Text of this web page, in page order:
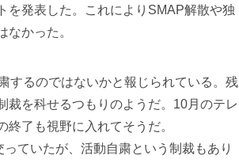
を発表した。これによりSMAP解散や独
かった。
するのではないかと報じられている。残
裁を科せるつもりのようだ。10月のテレ
了も視野に入れてそうだ。
ていたが、活動自粛という制裁もあり